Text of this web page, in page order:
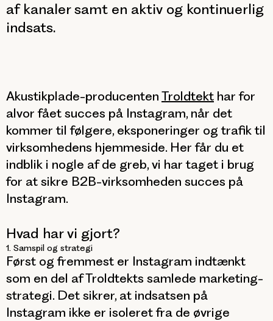
af kanaler samt en aktiv og kontinuerlig
indsats.
Akustikplade-producenten Troldtekt har for
alvor fået succes på Instagram, når det
kommer til følgere, eksponeringer og trafik til
virksomhedens hjemmeside. Her får du et
indblik i nogle af de greb, vi har taget i brug
for at sikre B2B-virksomheden succes på
Instagram.
Hvad har vi gjort?
1. Samspil og strategi
Først og fremmest er Instagram indtænkt
som en del af Troldtekts samlede marketing-
strategi. Det sikrer, at indsatsen på
Instagram ikke er isoleret fra de øvrige